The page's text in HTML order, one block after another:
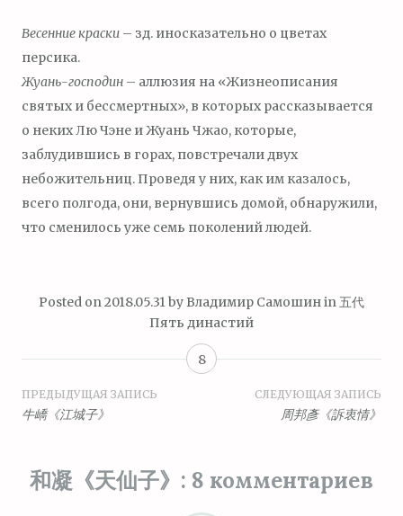
Весенние краски – зд. иносказательно о цветах
персика.
Жуань-господин – аллюзия на «Жизнеописания
святых и бессмертных», в которых рассказывается
о неких Лю Чэне и Жуань Чжао, которые,
заблудившись в горах, повстречали двух
небожительниц. Проведя у них, как им казалось,
всего полгода, они, вернувшись домой, обнаружили,
что сменилось уже семь поколений людей.
Posted on 2018.05.31 by Владимир Самошинin 五代
Пять династий
8
Навигация
записям
ПРЕДЫДУЩАЯ ЗАПИСЬ
牛嶠《江城子》
СЛЕДУЮЩАЯ ЗАПИСЬ
周邦彥《訴衷情》
和凝《天仙子》 : 8 комментариев